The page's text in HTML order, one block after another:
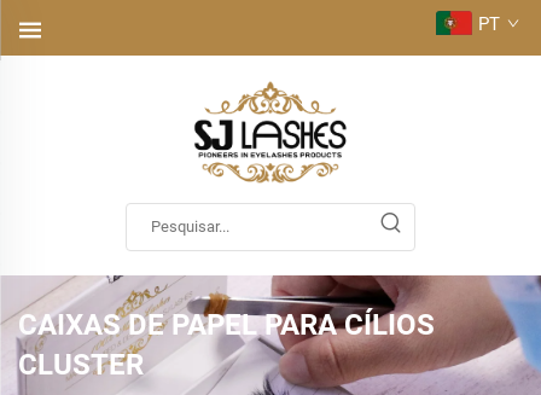
PT
CAIXAS DE PAPEL PARA CÍLIOS
CLUSTER